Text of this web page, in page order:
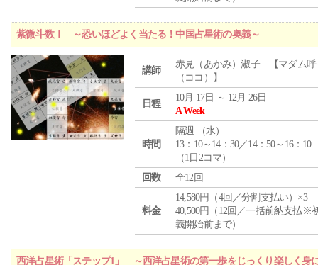
紫微斗数Ⅰ ～恐いほどよく当たる！中国占星術の奥義～
講師
赤見（あかみ）淑子 【マダム呼
（ココ）】
日程
10月 17日 ～ 12月 26日
A Week
時間
隔週 （水）
13：10～14：30／14：50～16：10
（1日2コマ）
回数
全12回
料金
14,580円（4回／分割支払い）×3
40,500円（12回／一括前納支払※
義開始前まで）
西洋占星術「ステップ1」 ～西洋占星術の第一歩をじっくり楽しく身